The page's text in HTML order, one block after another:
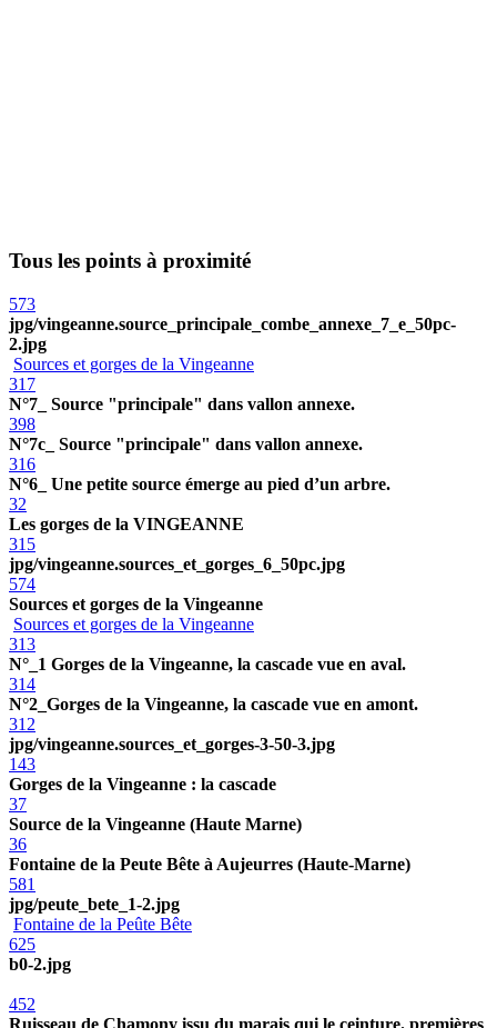
Tous les points à proximité
573
jpg/vingeanne.source_principale_combe_annexe_7_e_50pc-
2.jpg
Sources et gorges de la Vingeanne
317
N°7_ Source "principale" dans vallon annexe.
398
N°7c_ Source "principale" dans vallon annexe.
316
N°6_ Une petite source émerge au pied d’un arbre.
32
Les gorges de la VINGEANNE
315
jpg/vingeanne.sources_et_gorges_6_50pc.jpg
574
Sources et gorges de la Vingeanne
Sources et gorges de la Vingeanne
313
N°_1 Gorges de la Vingeanne, la cascade vue en aval.
314
N°2_Gorges de la Vingeanne, la cascade vue en amont.
312
jpg/vingeanne.sources_et_gorges-3-50-3.jpg
143
Gorges de la Vingeanne : la cascade
37
Source de la Vingeanne (Haute Marne)
36
Fontaine de la Peute Bête à Aujeurres (Haute-Marne)
581
jpg/peute_bete_1-2.jpg
Fontaine de la Peûte Bête
625
b0-2.jpg
452
Ruisseau de Chamony issu du marais qui le ceinture. premières